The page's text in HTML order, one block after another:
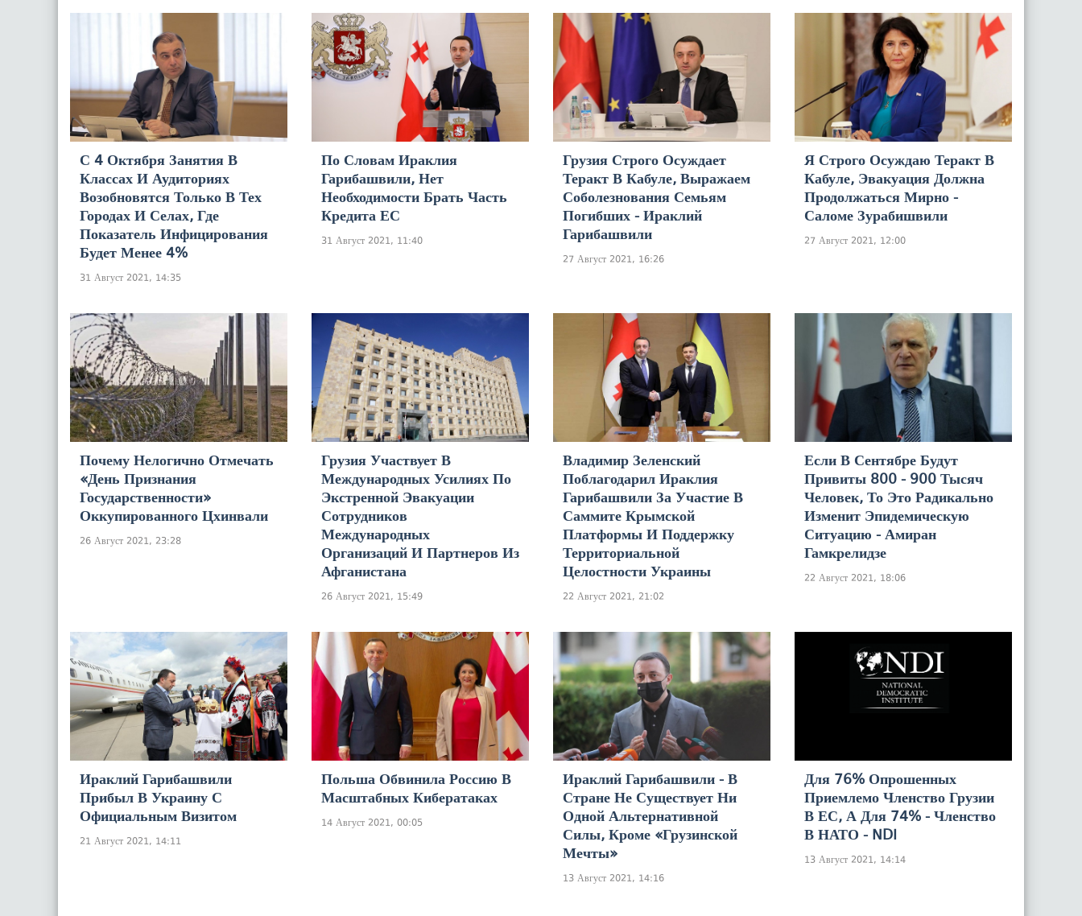
С 4 Октября Занятия В
Классах И Аудиториях
Возобновятся Только В Тех
Городах И Селах, Где
Показатель Инфицирования
Будет Менее 4%
31 Август 2021, 14:35
По Словам Ираклия
Гарибашвили, Нет
Необходимости Брать Часть
Кредита ЕС
31 Август 2021, 11:40
Грузия Строго Осуждает
Теракт В Кабуле, Выражаем
Соболезнования Семьям
Погибших - Ираклий
Гарибашвили
27 Август 2021, 16:26
Я Строго Осуждаю Теракт В
Кабуле, Эвакуация Должна
Продолжаться Мирно -
Саломе Зурабишвили
27 Август 2021, 12:00
Почему Нелогично Отмечать
«День Признания
Государственности»
Оккупированного Цхинвали
26 Август 2021, 23:28
Грузия Участвует В
Международных Усилиях По
Экстренной Эвакуации
Сотрудников
Международных
Организаций И Партнеров Из
Афганистана
26 Август 2021, 15:49
Владимир Зеленский
Поблагодарил Ираклия
Гарибашвили За Участие В
Саммите Крымской
Платформы И Поддержку
Территориальной
Целостности Украины
22 Август 2021, 21:02
Если В Сентябре Будут
Привиты 800 - 900 Тысяч
Человек, То Это Радикально
Изменит Эпидемическую
Ситуацию - Амиран
Гамкрелидзе
22 Август 2021, 18:06
Ираклий Гарибашвили
Прибыл В Украину С
Официальным Визитом
21 Август 2021, 14:11
Польша Обвинила Россию В
Масштабных Кибератаках
14 Август 2021, 00:05
Ираклий Гарибашвили - В
Стране Не Существует Ни
Одной Альтернативной
Силы, Кроме «Грузинской
Мечты»
13 Август 2021, 14:16
Для 76% Опрошенных
Приемлемо Членство Грузии
В ЕС, А Для 74% - Членство
В НАТО - NDI
13 Август 2021, 14:14